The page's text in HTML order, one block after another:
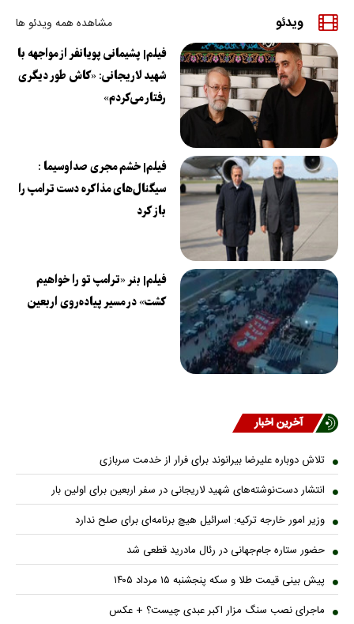
ویدئو مشاهده همه ویدئو ها
فیلم| پشیمانی پویانفر از مواجهه با
شهید لاریجانی: «کاش طور دیگری
رفتار می‌کردم»
فیلم| خشم مجری صداوسیما :
سیگنال‌های مذاکره دست ترامپ را
باز کرد
فیلم| بنر «ترامپ تو را خواهیم
کشت» در مسیر پیاده‌روی اربعین
آخرین اخبار
تلاش دوباره علیرضا بیرانوند برای فرار از خدمت سربازی
انتشار دست‌نوشته‌های شهید لاریجانی در سفر اربعین برای اولین بار
وزیر امور خارجه ترکیه: اسرائیل هیچ برنامه‌ای برای صلح ندارد
حضور ستاره جام‌جهانی در رئال مادرید قطعی شد
پیش بینی قیمت طلا و سکه پنجشنبه ۱۵ مرداد ۱۴۰۵
ماجرای نصب سنگ مزار اکبر عبدی چیست؟ + عکس